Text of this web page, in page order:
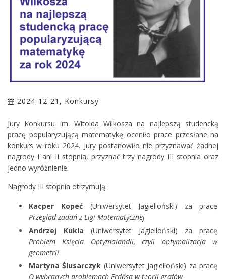
2024-12-21, Konkursy
Jury Konkursu im. Witolda Wilkosza na najlepszą studencką
pracę popularyzującą matematykę oceniło prace przesłane na
konkurs w roku 2024. Jury postanowiło nie przyznawać żadnej
nagrody I ani II stopnia, przyznać trzy nagrody III stopnia oraz
jedno wyróżnienie.
Nagrody III stopnia otrzymują:
Kacper Kopeć (Uniwersytet Jagielloński) za pracę
Przegląd zadań z Ligi Matematycznej
Andrzej Kukla (Uniwersytet Jagielloński) za pracę
Problem Księcia Optymalandii, czyli optymalizacja w
geometrii
Martyna Ślusarczyk (Uniwersytet Jagielloński) za pracę
O wybranych problemach Erdősa w teorii grafów